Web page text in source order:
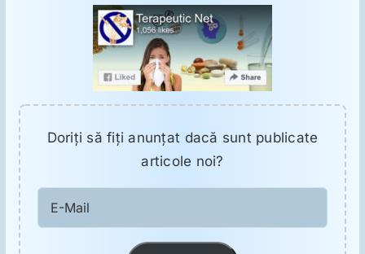
Doriţi să fiţi anunţat dacă sunt publicate
articole noi?
Mail